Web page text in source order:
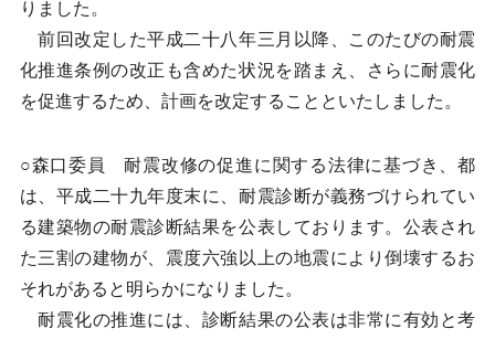
りました。
前回改定した平成二十八年三月以降、このたびの耐震
化推進条例の改正も含めた状況を踏まえ、さらに耐震化
を促進するため、計画を改定することといたしました。
○森口委員 耐震改修の促進に関する法律に基づき、都
は、平成二十九年度末に、耐震診断が義務づけられてい
る建築物の耐震診断結果を公表しております。公表され
た三割の建物が、震度六強以上の地震により倒壊するお
それがあると明らかになりました。
耐震化の推進には、診断結果の公表は非常に有効と考